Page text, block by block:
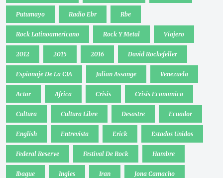
Putumayo Radio Ebr Rbe
Rock Latinoamericano Rock Y Metal Viajero
2012 2015 2016 David Rockefeller
Espionaje De La CIA Julian Assange Venezuela
Actor Africa Crisis Crisis Economica
Cultura Cultura Libre Desastre Ecuador
English Entrevista Erick Estados Unidos
Federal Reserve Festival De Rock Hambre
Ibague Ingles Iran Jona Camacho